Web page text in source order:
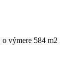
výmere 584 m2